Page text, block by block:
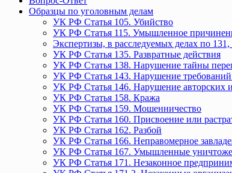
Образцы по уголовным делам
УК РФ Статья 105. Убийство
УК РФ Статья 115. Умышленное
Экспертизы, в расследуемых делах по
УК РФ Статья 135. Развратные действия
УК РФ Статья 138. Нарушение тайны
УК РФ Статья 143. Нарушение требований
УК РФ Статья 146. Нарушение авторских
УК РФ Статья 158. Кража
УК РФ Статья 159. Мошенничество
УК РФ Статья 160. Присвоение или
УК РФ Статья 162. Разбой
УК РФ Статья 166. Неправомерное
УК РФ Статья 167. Умышленные
УК РФ Статья 171. Незаконное